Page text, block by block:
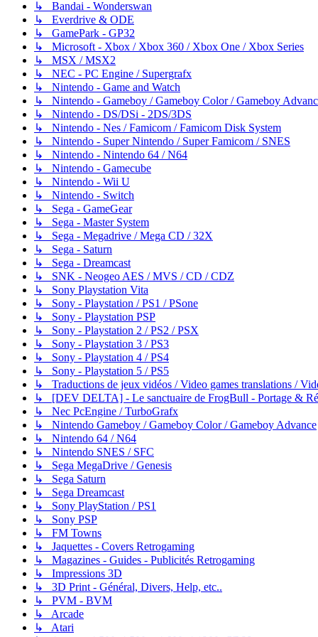
↳ Bandai - Wonderswan
↳ Everdrive & ODE
↳ GamePark - GP32
↳ Microsoft - Xbox / Xbox 360 / Xbox One / Xbox Series
↳ MSX / MSX2
↳ NEC - PC Engine / Supergrafx
↳ Nintendo - Game and Watch
↳ Nintendo - Gameboy / Gameboy Color / Gameboy
↳ Nintendo - DS/DSi - 2DS/3DS
↳ Nintendo - Nes / Famicom / Famicom Disk System
↳ Nintendo - Super Nintendo / Super Famicom / SNES
↳ Nintendo - Nintendo 64 / N64
↳ Nintendo - Gamecube
↳ Nintendo - Wii U
↳ Nintendo - Switch
↳ Sega - GameGear
↳ Sega - Master System
↳ Sega - Megadrive / Mega CD / 32X
↳ Sega - Saturn
↳ Sega - Dreamcast
↳ SNK - Neogeo AES / MVS / CD / CDZ
↳ Sony Playstation Vita
↳ Sony - Playstation / PS1 / PSone
↳ Sony - Playstation PSP
↳ Sony - Playstation 2 / PS2 / PSX
↳ Sony - Playstation 3 / PS3
↳ Sony - Playstation 4 / PS4
↳ Sony - Playstation 5 / PS5
↳ Traductions de jeux vidéos / Video games translations /
↳ [DEV DELTA] - Le sanctuaire de FrogBull - Portage &
↳ Nec PcEngine / TurboGrafx
↳ Nintendo Gameboy / Gameboy Color / Gameboy Advance
↳ Nintendo 64 / N64
↳ Nintendo SNES / SFC
↳ Sega MegaDrive / Genesis
↳ Sega Saturn
↳ Sega Dreamcast
↳ Sony PlayStation / PS1
↳ Sony PSP
↳ FM Towns
↳ Jaquettes - Covers Retrogaming
↳ Magazines - Guides - Publicités Retrogaming
↳ Impressions 3D
↳ 3D Print - Général, Divers, Help, etc..
↳ PVM - BVM
↳ Arcade
↳ Atari